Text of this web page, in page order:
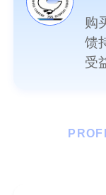
购
馈
受